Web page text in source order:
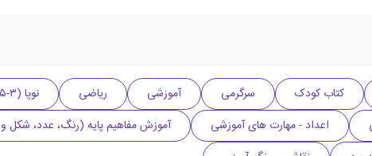
کتاب کودک سرگرمی آموزشی ریاضی
نوپا (۳-۵ سال | +3)
اعداد - مهارت های آموزشی آموزش مفاهیم پایه (رنگ، عدد، شکل